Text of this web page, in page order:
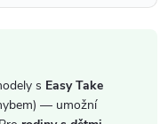
s Easy Take
— umožní